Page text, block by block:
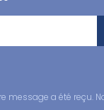
message a été reçu.